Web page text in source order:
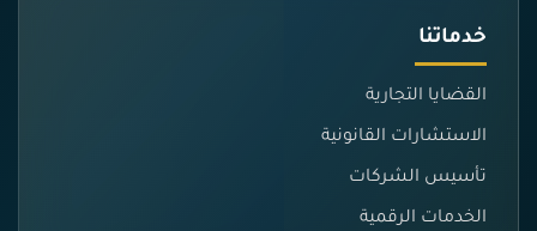
خدماتنا
القضايا التجارية
الاستشارات القانونية
تأسيس الشركات
الخدمات الرقمية